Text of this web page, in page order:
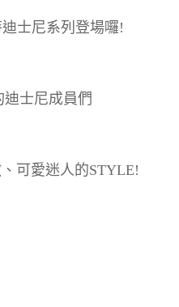
士尼系列登場囉!
士尼成員們
可愛迷人的STYLE!